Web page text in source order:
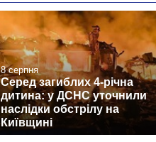
8 серпня
Серед загиблих 4-річна
дитина: у ДСНС уточнили
наслідки обстрілу на
Київщині